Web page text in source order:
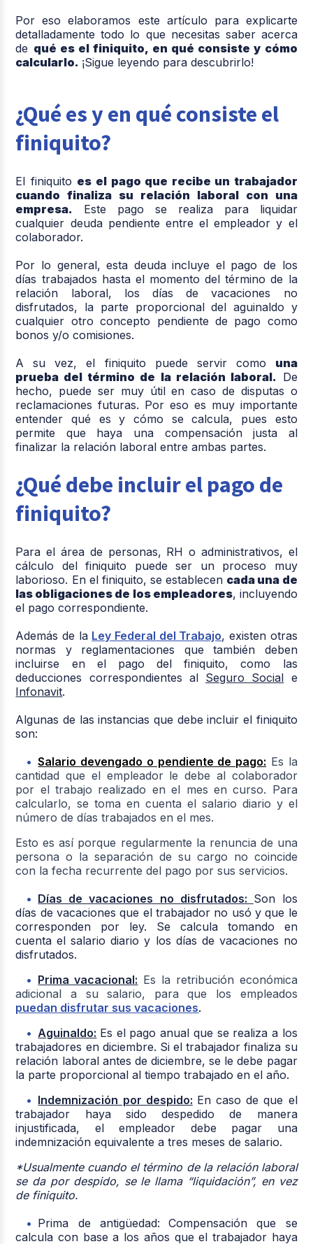
Por eso elaboramos este artículo para explicarte
detalladamente todo lo que necesitas saber acerca
de qué es el finiquito, en qué consiste y cómo
calcularlo. ¡Sigue leyendo para descubrirlo!
¿Qué es y en qué consiste el
finiquito?
El finiquito es el pago que recibe un trabajador
cuando finaliza su relación laboral con una
empresa. Este pago se realiza para liquidar
cualquier deuda pendiente entre el empleador y el
colaborador.
Por lo general, esta deuda incluye el pago de los
días trabajados hasta el momento del término de la
relación laboral, los días de vacaciones no
disfrutados, la parte proporcional del aguinaldo y
cualquier otro concepto pendiente de pago como
bonos y/o comisiones.
A su vez, el finiquito puede servir como una
prueba del término de la relación laboral. De
hecho, puede ser muy útil en caso de disputas o
reclamaciones futuras. Por eso es muy importante
entender qué es y cómo se calcula, pues esto
permite que haya una compensación justa al
finalizar la relación laboral entre ambas partes.
¿Qué debe incluir el pago de
finiquito?
Para el área de personas, RH o administrativos, el
cálculo del finiquito puede ser un proceso muy
laborioso. En el finiquito, se establecen cada una de
las obligaciones de los empleadores, incluyendo
el pago correspondiente.
Además de la Ley Federal del Trabajo, existen otras
normas y reglamentaciones que también deben
incluirse en el pago del finiquito, como las
deducciones correspondientes al Seguro Social e
Infonavit.
Algunas de las instancias que debe incluir el finiquito
son:
Salario devengado o pendiente de pago: Es la
cantidad que el empleador le debe al colaborador
por el trabajo realizado en el mes en curso. Para
calcularlo, se toma en cuenta el salario diario y el
número de días trabajados en el mes.
Esto es así porque regularmente la renuncia de una
persona o la separación de su cargo no coincide
con la fecha recurrente del pago por sus servicios.
Días de vacaciones no disfrutados: Son los
días de vacaciones que el trabajador no usó y que le
corresponden por ley. Se calcula tomando en
cuenta el salario diario y los días de vacaciones no
disfrutados.
Prima vacacional: Es la retribución económica
adicional a su salario, para que los empleados
puedan disfrutar sus vacaciones.
Aguinaldo: Es el pago anual que se realiza a los
trabajadores en diciembre. Si el trabajador finaliza su
relación laboral antes de diciembre, se le debe pagar
la parte proporcional al tiempo trabajado en el año.
Indemnización por despido: En caso de que el
trabajador haya sido despedido de manera
injustificada, el empleador debe pagar una
indemnización equivalente a tres meses de salario.
*Usualmente cuando el término de la relación laboral
se da por despido, se le llama “liquidación”, en vez
de finiquito.
Prima de antigüedad:
Compensación que se
calcula con base a los años que el trabajador haya